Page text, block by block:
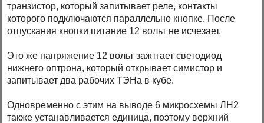
транзистор, который запитывает реле, контакты
которого подключаются параллельно кнопке. После
отпускания кнопки питание 12 вольт не исчезает.
Это же напряжение 12 вольт зажтгает светодиод
нижнего оптрона, который открывает симистор и
запитывает два рабочих ТЭНа в кубе.
Одновременно с этим на выводе 6 микросхемы ЛН2
также устанавливается единица, поэтому верхний